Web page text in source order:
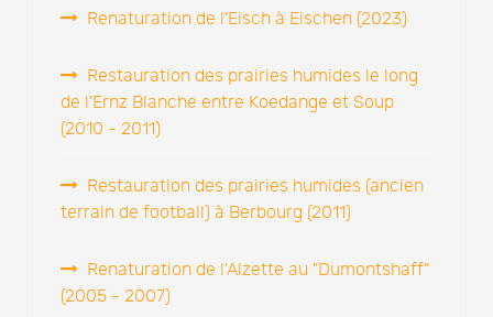
Renaturation de l’Eisch à Eischen (2023)
Restauration des prairies humides le long
de l'Ernz Blanche entre Koedange et Soup
(2010 - 2011)
Restauration des prairies humides (ancien
terrain de football) à Berbourg (2011)
Renaturation de l'Alzette au "Dumontshaff"
(2005 - 2007)